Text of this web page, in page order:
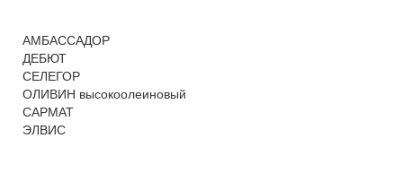
АМБАССАДОР
ДЕБЮТ
СЕЛЕГОР
ОЛИВИН высокоолеиновый
САРМАТ
ЭЛВИС